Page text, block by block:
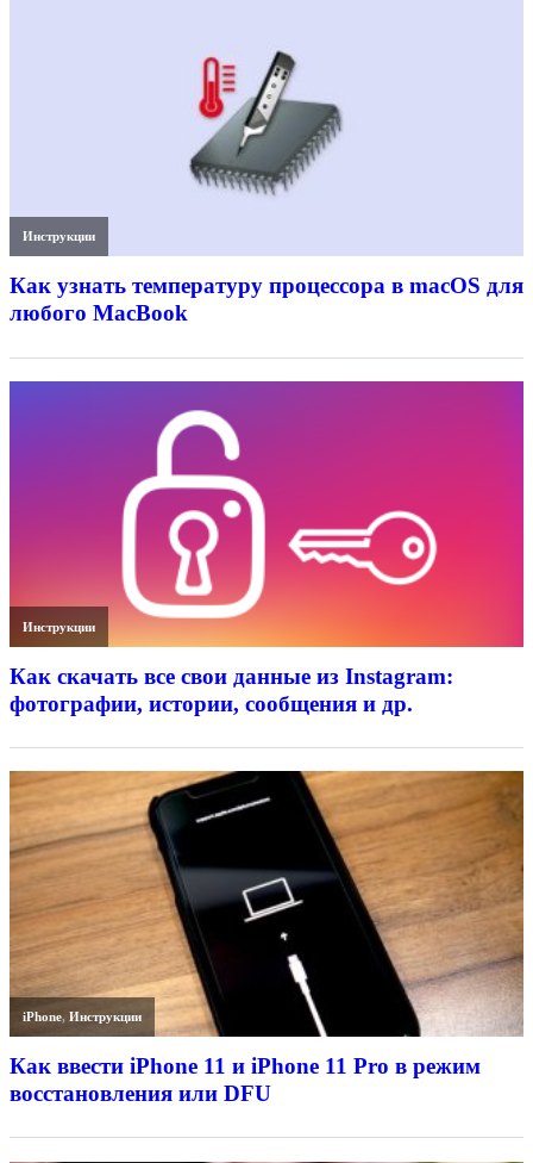
Инструкции
Как узнать температуру процессора в macOS для
любого MacBook
Инструкции
Как скачать все свои данные из Instagram:
фотографии, истории, сообщения и др.
iPhone,Инструкции
Как ввести iPhone 11 и iPhone 11 Pro в режим
восстановления или DFU